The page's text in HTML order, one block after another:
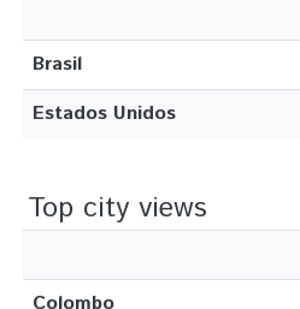
Brasil
Estados Unidos
Top city views